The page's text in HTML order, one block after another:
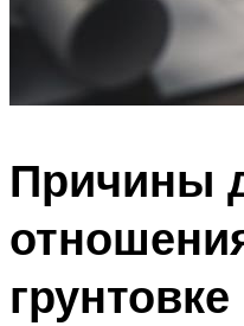
Причины